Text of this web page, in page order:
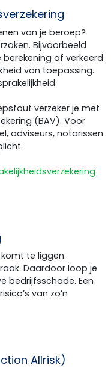
van je beroep?
Bijvoorbeeld
of verkeerd
van toepassing.
verzeker je met
(BAV). Voor
adviseurs, notarissen
te liggen.
Daardoor loop je
bedrijfsschade. Een
van zo’n
Allrisk)